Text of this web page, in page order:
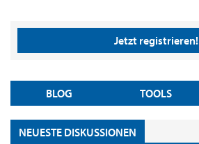
Jetzt registrieren!
BLOG TOOLS
NEUESTE DISKUSSIONEN